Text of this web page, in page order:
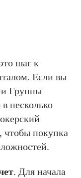
шаг к
Если вы
Группы
несколько
чтобы покупка
. Для начала